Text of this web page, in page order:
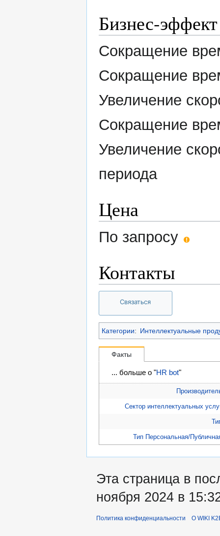
Бизнес-эффект
Сокращение
Сокращение
Увеличение
Сокращение
Увеличение
периода
Цена
По запросу
Контакты
Связаться
Категории: Интеллектуальные
Факты
... больше о "HR bot"
Сектор интеллектуальных
Тип Персональная/
Эта страница в
ноября 2024 в
Политика конфиденциальности О WIKI